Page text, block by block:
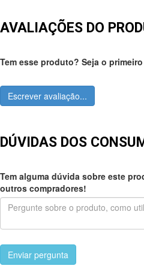
AVALIAÇÕES DO
Tem esse produto? Seja o
Escrever avaliação...
DÚVIDAS DOS
Tem alguma dúvida sobre este
outros compradores!
Enviar pergunta